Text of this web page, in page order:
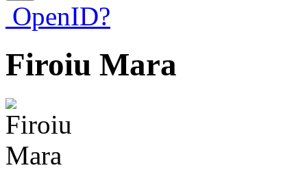
OpenID?
Firoiu Mara